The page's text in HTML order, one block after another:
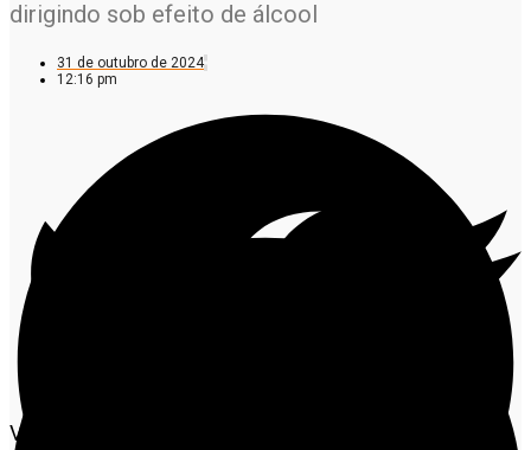
dirigindo sob efeito de álcool
31 de outubro de 2024
12:16 pm
Vinte motoristas foram flagrados dirigindo sem